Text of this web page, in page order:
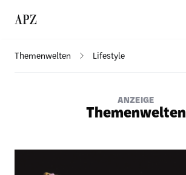
Themenwelten Lifestyle
ANZEIGE
Themenwelten